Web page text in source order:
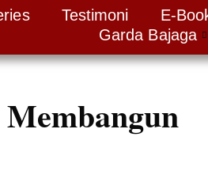
Testimoni
E-
Garda Bajaga